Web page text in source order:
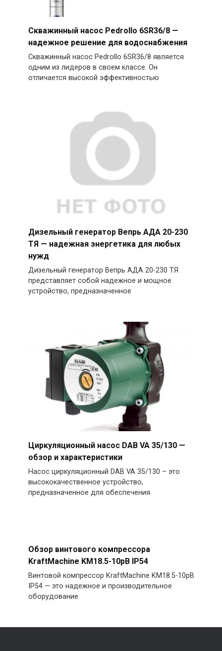
Скважинный насос Pedrollo 6SR36/8 —
надежное решение для водоснабжения
Скважинный насос Pedrollo 6SR36/8 является
одним из лидеров в своем классе. Он
отличается высокой эффективностью
Дизельный генератор Вепрь АДА 20-230
ТЯ — надежная энергетика для любых
нужд
Дизельный генератор Вепрь АДА 20-230 ТЯ
представляет собой надежное и мощное
устройство, предназначенное
Циркуляционный насос DAB VA 35/130 —
обзор и характеристики
Насос циркуляционный DAB VA 35/130 – это
высококачественное устройство,
предназначенное для обеспечения
Обзор винтового компрессора
KraftMachine KM18.5-10рВ IP54
Винтовой компрессор KraftMachine KM18.5-10рВ
IP54 — это надежное и производительное
оборудование